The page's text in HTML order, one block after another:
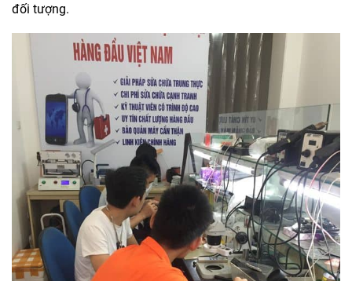
đối tượng.